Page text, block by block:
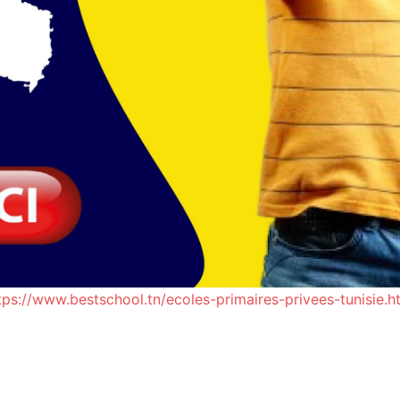
www.bestschool.tn/ecoles-primaires-privees-